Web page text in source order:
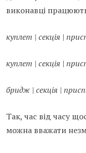
виконавці
куплет | секція |
куплет | секція |
бридж | секція |
Так, час від часу
можна вважати